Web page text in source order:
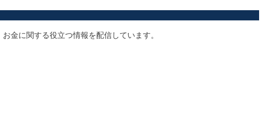
金に関する役立つ情報を配信しています。